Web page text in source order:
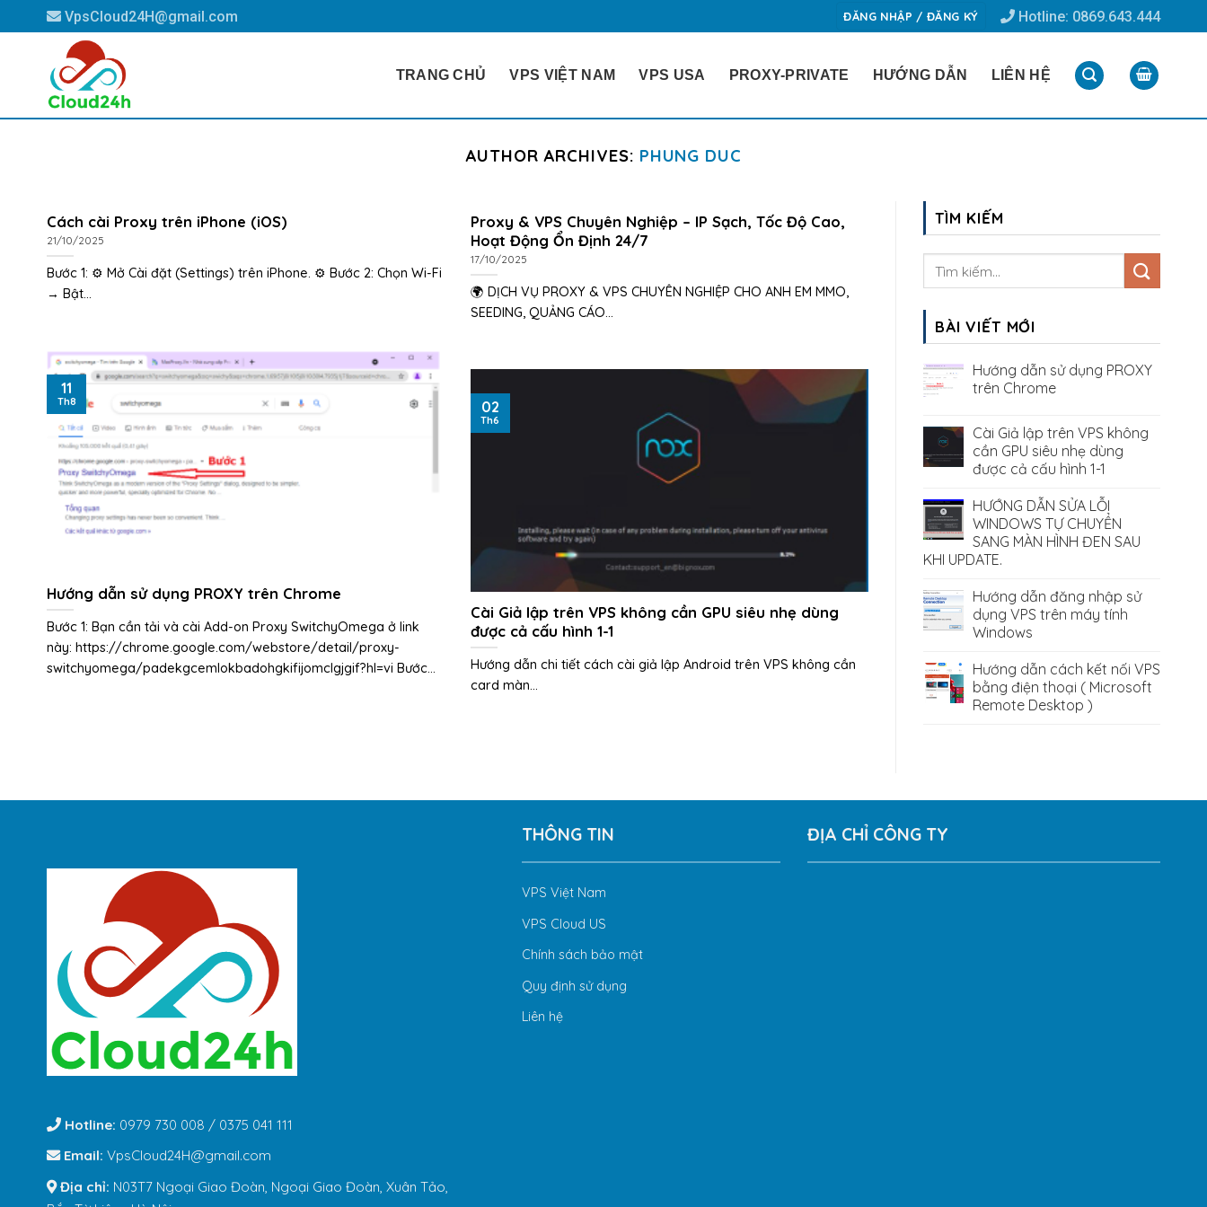
to
VpsCloud24H@gmail.com ĐĂNG NHẬP / ĐĂNG KÝ Hotline: 0869.643.444
TRANG CHỦ VPS VIỆT NAM VPS USA PROXY-PRIVATE HƯỚNG DẪN LIÊN HỆ
AUTHOR ARCHIVES: PHUNG DUC
Cách cài Proxy trên iPhone (iOS)
21/10/2025
Bước 1: ⚙️ Mở Cài đặt (Settings) trên iPhone. ⚙️ Bước 2: Chọn Wi-Fi
→ Bật...
Proxy & VPS Chuyên Nghiệp – IP Sạch, Tốc Độ Cao,
Hoạt Động Ổn Định 24/7
17/10/2025
🌍 DỊCH VỤ PROXY & VPS CHUYÊN NGHIỆP CHO ANH EM MMO,
SEEDING, QUẢNG CÁO...
Hướng dẫn sử dụng PROXY trên Chrome
Bước 1: Bạn cần tải và cài Add-on Proxy SwitchyOmega ở link
này: https://chrome.google.com/webstore/detail/proxy-
switchyomega/padekgcemlokbadohgkifijomclgjgif?hl=vi Bước...
11
Th8
Cài Giả lập trên VPS không cần GPU siêu nhẹ dùng
được cả cấu hình 1-1
Hướng dẫn chi tiết cách cài giả lập Android trên VPS không cần
card màn...
02
Th6
TÌM KIẾM
BÀI VIẾT MỚI
Hướng dẫn sử dụng PROXY
trên Chrome
Cài Giả lập trên VPS không
cần GPU siêu nhẹ dùng
được cả cấu hình 1-1
HƯỚNG DẪN SỬA LỖI
WINDOWS TỰ CHUYỂN
SANG MÀN HÌNH ĐEN SAU
KHI UPDATE.
Hướng dẫn đăng nhập sử
dụng VPS trên máy tính
Windows
Hướng dẫn cách kết nối VPS
bằng điện thoại ( Microsoft
Remote Desktop )
Hotline: 0979 730 008 / 0375 041 111
Email: VpsCloud24H@gmail.com
Địa chỉ: N03T7 Ngoại Giao Đoàn, Ngoại Giao Đoàn, Xuân Tảo,
THÔNG TIN
VPS Việt Nam
VPS Cloud US
Chính sách bảo mật
Quy định sử dụng
Liên hệ
ĐỊA CHỈ CÔNG TY